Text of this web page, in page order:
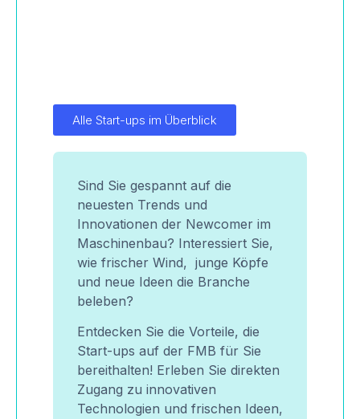
Alle Start-ups im Überblick
Sind Sie gespannt auf die
neuesten Trends und
Innovationen der Newcomer im
Maschinenbau? Interessiert Sie,
wie frischer Wind, junge Köpfe
und neue Ideen die Branche
beleben?
Entdecken Sie die Vorteile, die
Start-ups auf der FMB für Sie
bereithalten! Erleben Sie direkten
Zugang zu innovativen
Technologien und frischen Ideen,